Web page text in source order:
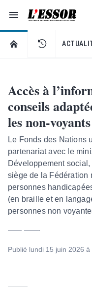
Navigation
L'Essor -
RETOUR À LA PAGE
Accès à
conseils
les non-voyants
Le Fonds des Nations
partenariat avec le
Développement
siège de la Fédération
personnes
(en braille et en
personnes non
—— ——-
Publié lundi 15 juin 2026 à